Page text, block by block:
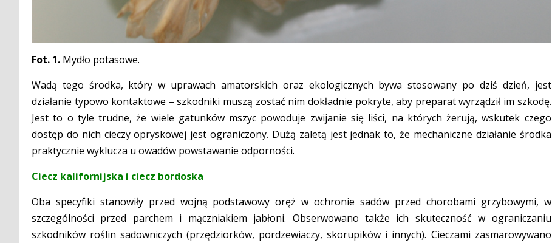
Fot. 1. Mydło potasowe.
Wadą tego środka, który w uprawach amatorskich oraz ekologicznych bywa stosowany po dziś dzień, jest
działanie typowo kontaktowe – szkodniki muszą zostać nim dokładnie pokryte, aby preparat wyrządził im szkodę.
Jest to o tyle trudne, że wiele gatunków mszyc powoduje zwijanie się liści, na których żerują, wskutek czego
dostęp do nich cieczy opryskowej jest ograniczony. Dużą zaletą jest jednak to, że mechaniczne działanie środka
praktycznie wyklucza u owadów powstawanie odporności.
Ciecz kalifornijska i ciecz bordoska
Oba specyfiki stanowiły przed wojną podstawowy oręż w ochronie sadów przed chorobami grzybowymi, w
szczególności przed parchem i mączniakiem jabłoni. Obserwowano także ich skuteczność w ograniczaniu
szkodników roślin sadowniczych (przędziorków, pordzewiaczy, skorupików i innych). Cieczami zasmarowywano